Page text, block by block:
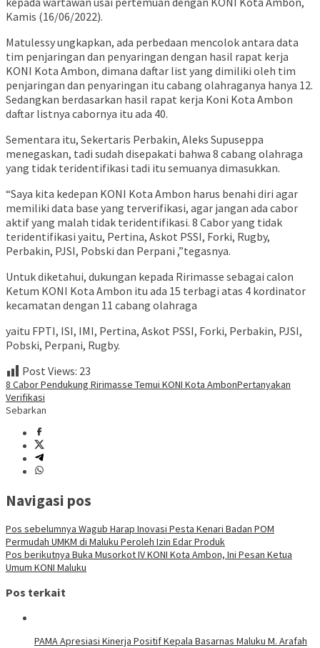
Kamis (16/06/2022).
Matulessy ungkapkan, ada perbedaan mencolok antara data
tim penjaringan dan penyaringan dengan hasil rapat kerja
KONI Kota Ambon, dimana daftar list yang dimiliki oleh tim
penjaringan dan penyaringan itu cabang olahraganya hanya 12.
Sedangkan berdasarkan hasil rapat kerja Koni Kota Ambon
daftar listnya cabornya itu ada 40.
Sementara itu, Sekertaris Perbakin, Aleks Supuseppa
menegaskan, tadi sudah disepakati bahwa 8 cabang olahraga
yang tidak teridentifikasi tadi itu semuanya dimasukkan.
“Saya kita kedepan KONI Kota Ambon harus benahi diri agar
memiliki data base yang terverifikasi, agar jangan ada cabor
aktif yang malah tidak teridentifikasi. 8 Cabor yang tidak
teridentifikasi yaitu, Pertina, Askot PSSI, Forki, Rugby,
Perbakin, PJSI, Pobski dan Perpani ,”tegasnya.
Untuk diketahui, dukungan kepada Ririmasse sebagai calon
Ketum KONI Kota Ambon itu ada 15 terbagi atas 4 kordinator
kecamatan dengan 11 cabang olahraga
yaitu FPTI, ISI, IMI, Pertina, Askot PSSI, Forki, Perbakin, PJSI,
Pobski, Perpani, Rugby.
Post Views: 23
8 Cabor Pendukung Ririmasse Temui KONI Kota AmbonPertanyakan
Verifikasi
Sebarkan
Navigasi pos
Pos sebelumnya Wagub Harap Inovasi Pesta Kenari Badan POM
Permudah UMKM di Maluku Peroleh Izin Edar Produk
Pos berikutnya Buka Musorkot IV KONI Kota Ambon, Ini Pesan Ketua
Umum KONI Maluku
Pos terkait
PAMA Apresiasi Kinerja Positif Kepala Basarnas Maluku M. Arafah